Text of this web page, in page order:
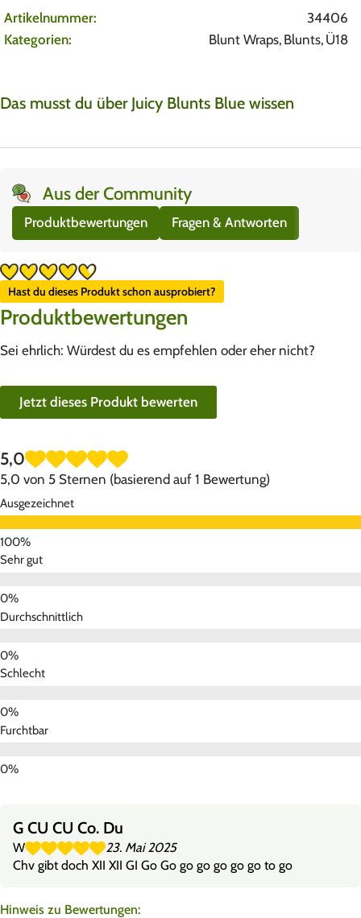
Artikelnummer:
34406
Kategorien:
Blunt Wraps, Blunts, Ü18
Das musst du über Juicy Blunts Blue wissen
Aus der Community
Produktbewertungen Fragen & Antworten
Hast du dieses Produkt schon ausprobiert?
Produktbewertungen
Sei ehrlich: Würdest du es empfehlen oder eher nicht?
Jetzt dieses Produkt bewerten
5,0
5,0 von 5 Sternen (basierend auf 1 Bewertung)
Ausgezeichnet
Sehr gut
Durchschnittlich
Schlecht
Furchtbar
G CU CU Co. Du
W
23. Mai 2025
Chv gibt doch XII XII GI Go Go go go go go go to go
Hinweis zu Bewertungen: